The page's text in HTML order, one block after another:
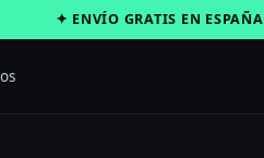
✦ ENVÍO GRATIS EN